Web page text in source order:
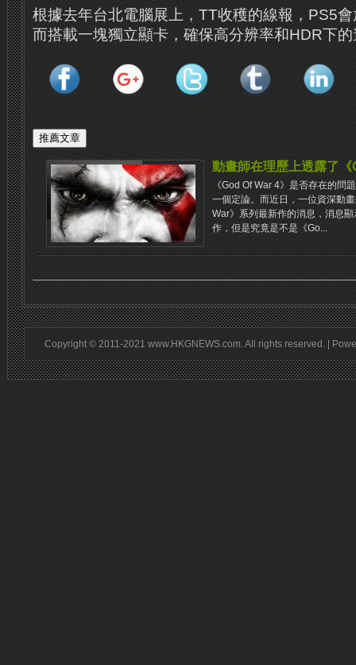
根據去年台北電腦展上，TT收穫的線報，PS5
而搭載一塊獨立顯卡，確保高分辨率和HDR下
動畫師在理歷上透露了
《God Of War 4》是否存在的問
一個定論。而近日，一位資深動
War》系列最新作的消息，消息
作，但是究竟是不是《Go...
Copyright © 2011-2021 www.HKGNEWS.com. All rights reserved. |